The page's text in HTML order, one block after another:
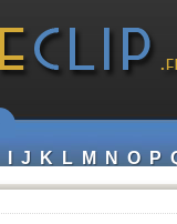
I J K L M N O P